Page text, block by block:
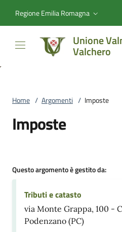
Regione Emilia Romagna
Unione
Valchero
Home / Argomenti / Imposte
Imposte
Questo argomento è gestito da:
Tributi e catasto
via Monte Grappa, 100 -
Podenzano (PC)